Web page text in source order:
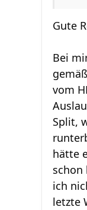
Gute
Bei
vom
Split,
hätte
schon
ich
letzte